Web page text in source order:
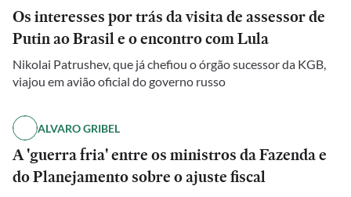
Os interesses por trás da visita de assessor de
Putin ao Brasil e o encontro com Lula
Nikolai Patrushev, que já chefiou o órgão sucessor da KGB,
viajou em avião oficial do governo russo
ALVARO GRIBEL
A 'guerra fria' entre os ministros da Fazenda e
do Planejamento sobre o ajuste fiscal